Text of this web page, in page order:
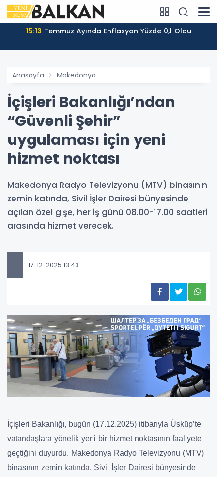
15:13 Temmuz Ayında Enflasyon Yüzde 0,1 Oldu
Anasayfa Makedonya
İçişleri Bakanlığı’ndan
“Güvenli Şehir”
uygulaması için yeni
hizmet noktası
Makedonya Radyo Televizyonu (MTV) binasının
zemin katında, Sivil İşler Dairesi bünyesinde
açılan özel gişe, her iş günü 08.00-17.00 saatleri
arasında hizmet verecek.
17-12-2025 13:43
İçişleri Bakanlığı, bugün (17.12.2025) itibarıyla Üsküp’te
vatandaşlara yönelik yeni bir hizmet noktasının faaliyete
geçtiğini duyurdu. Makedonya Radyo Televizyonu (MTV)
binasının zemin katında, Sivil İşler Dairesi bünyesinde